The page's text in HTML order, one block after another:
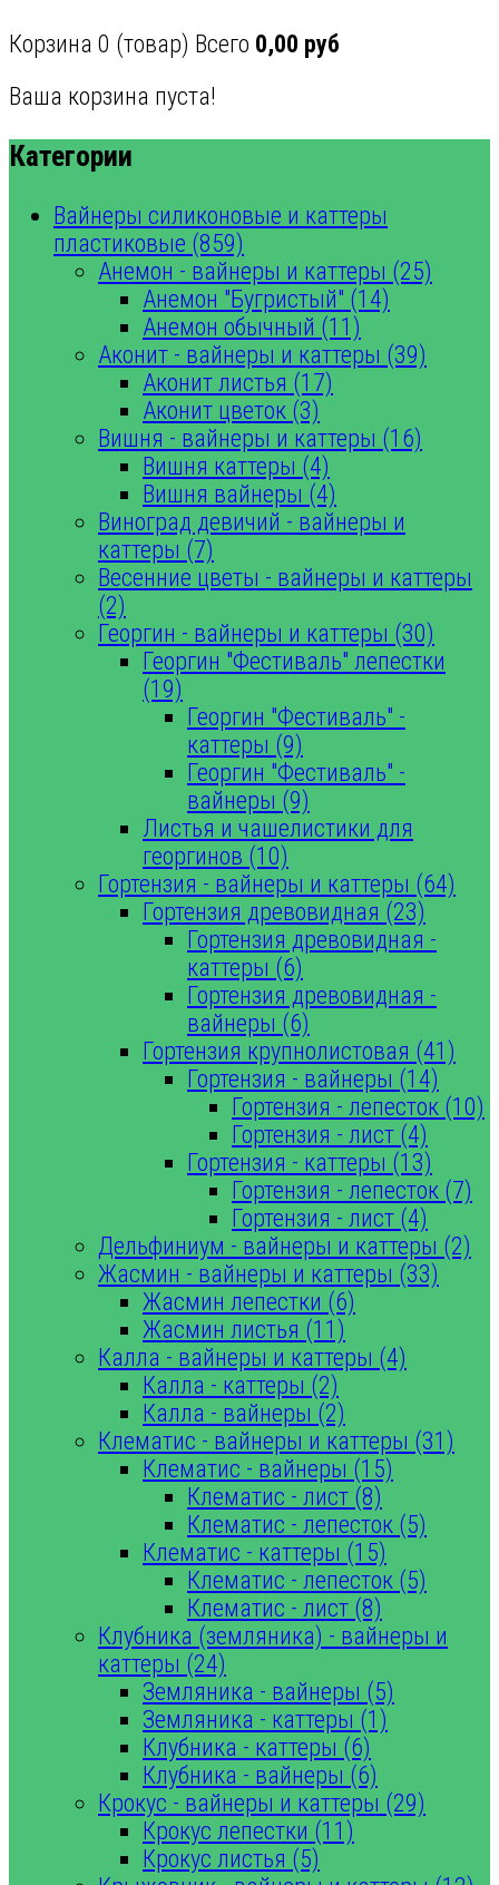
Корзина 0 (товар) Всего 0,00 руб
Ваша корзина пуста!
Категории
Вайнеры силиконовые и каттеры
пластиковые (859)
Анемон - вайнеры и каттеры (25)
Анемон "Бугристый" (14)
Анемон обычный (11)
Аконит - вайнеры и каттеры (39)
Аконит листья (17)
Аконит цветок (3)
Вишня - вайнеры и каттеры (16)
Вишня каттеры (4)
Вишня вайнеры (4)
Виноград девичий - вайнеры и
каттеры (7)
Весенние цветы - вайнеры и каттеры
(2)
Георгин - вайнеры и каттеры (30)
Георгин "Фестиваль" лепестки
(19)
Георгин "Фестиваль" -
каттеры (9)
Георгин "Фестиваль" -
вайнеры (9)
Листья и чашелистики для
георгинов (10)
Гортензия - вайнеры и каттеры (64)
Гортензия древовидная (23)
Гортензия древовидная -
каттеры (6)
Гортензия древовидная -
вайнеры (6)
Гортензия крупнолистовая (41)
Гортензия - вайнеры (14)
Гортензия - лепесток (10)
Гортензия - лист (4)
Гортензия - каттеры (13)
Гортензия - лепесток (7)
Гортензия - лист (4)
Дельфиниум - вайнеры и каттеры (2)
Жасмин - вайнеры и каттеры (33)
Жасмин лепестки (6)
Жасмин листья (11)
Калла - вайнеры и каттеры (4)
Калла - каттеры (2)
Калла - вайнеры (2)
Клематис - вайнеры и каттеры (31)
Клематис - вайнеры (15)
Клематис - лист (8)
Клематис - лепесток (5)
Клематис - каттеры (15)
Клематис - лепесток (5)
Клематис - лист (8)
Клубника (земляника) - вайнеры и
каттеры (24)
Земляника - вайнеры (5)
Земляника - каттеры (1)
Клубника - каттеры (6)
Клубника - вайнеры (6)
Крокус - вайнеры и каттеры (29)
Крокус лепестки (11)
Крокус листья (5)